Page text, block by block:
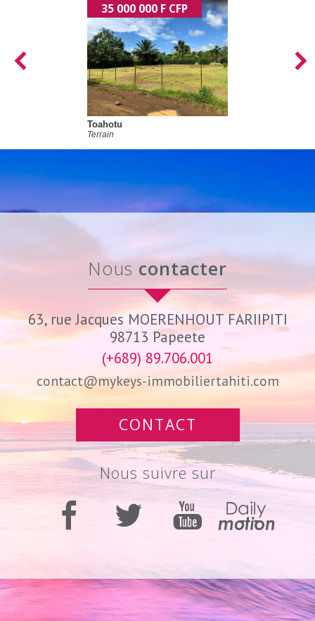
35 000 000 F CFP
Toahotu
Terrain
nous contacter
63, rue Jacques MOERENHOUT FARIIPITI
98713 Papeete
(+689) 89.706.001
contact@mykeys-immobiliertahiti.com
CONTACT
nous suivre sur